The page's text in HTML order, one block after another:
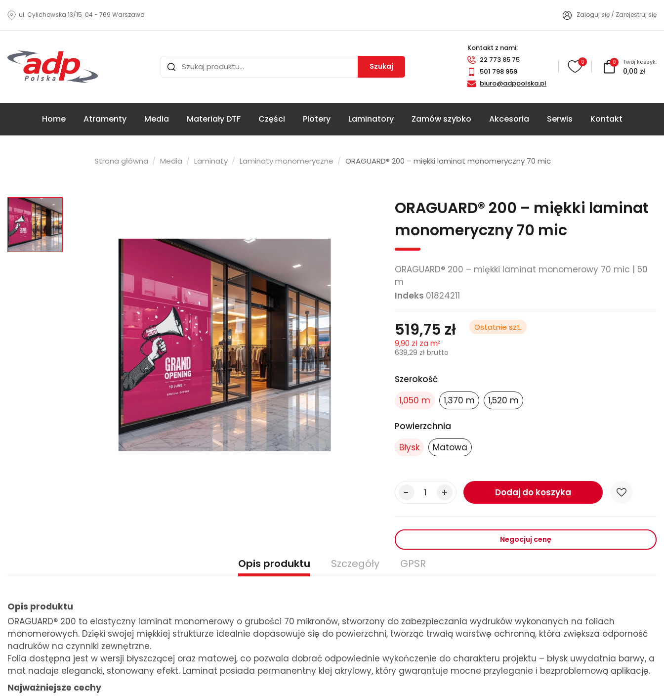
ul. Cylichowska 13/15 04 - 769 Warszawa Zaloguj się / Zarejestruj się
Szukaj
Kontakt z nami:
22 773 85 75
501 798 959
biuro@adppolska.pl
0 0 Twój koszyk:
0,00 zł
Home Atramenty Media Materiały DTF Części Plotery Laminatory Zamów szybko Akcesoria Serwis Kontakt
Strona główna Media Laminaty Laminaty monomeryczne ORAGUARD® 200 – miękki laminat monomeryczny 70 mic
ORAGUARD® 200 – miękki laminat
monomeryczny 70 mic
ORAGUARD® 200 – miękki laminat monomerowy 70 mic | 50
m
Indeks 01824211
519,75 zł
Ostatnie szt.
9,90 zł za m²
639,29 zł brutto
Szerokość
1,050 m
1,370 m 1,520 m
Powierzchnia
Błysk
Matowa
Dodaj do koszyka
Negocjuj cenę
Opis produktu Szczegóły GPSR
Opis produktu
ORAGUARD® 200 to elastyczny laminat monomerowy o grubości 70 mikronów, stworzony do zabezpieczania wydruków wykonanych na foliach
monomerowych. Dzięki swojej miękkiej strukturze idealnie dopasowuje się do powierzchni, tworząc trwałą warstwę ochronną, która zwiększa odporność
nadruków na czynniki zewnętrzne.
Folia dostępna jest w wersji błyszczącej oraz matowej, co pozwala dobrać odpowiednie wykończenie do charakteru projektu – błysk uwydatnia barwy, a
mat nadaje elegancki, stonowany efekt. Laminat posiada permanentny klej akrylowy, który gwarantuje mocne przyleganie i bezproblemową aplikację.
Najważniejsze cechy